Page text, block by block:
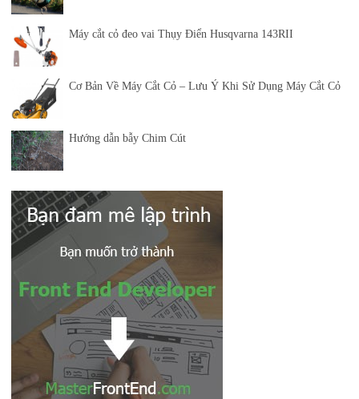
Máy cắt cỏ đeo vai Thụy Điển Husqvarna 143RII
Cơ Bản Về Máy Cắt Cỏ – Lưu Ý Khi Sử Dụng Máy Cắt Cỏ
Hướng dẫn bẫy Chim Cút